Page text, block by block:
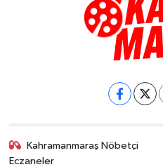
Kahramanmaraş Nöbetçi
Eczaneler